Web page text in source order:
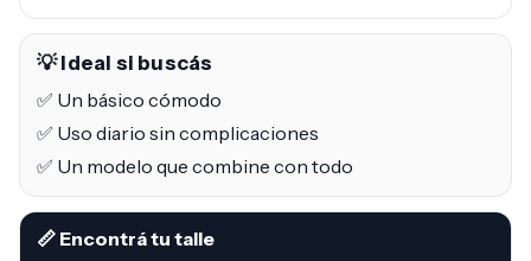
💡 Ideal si buscás
✅ Un básico cómodo
✅ Uso diario sin complicaciones
✅ Un modelo que combine con todo
📏 Encontrá tu talle